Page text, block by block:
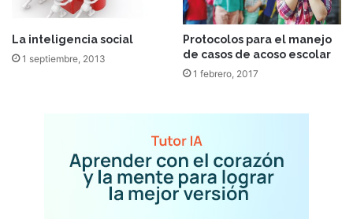
La inteligencia social
1 septiembre, 2013
Protocolos para el manejo
de casos de acoso escolar
1 febrero, 2017